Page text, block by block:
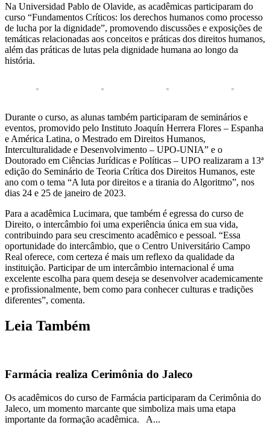
Na Universidad Pablo de Olavide, as acadêmicas participaram do
curso “Fundamentos Críticos: los derechos humanos como processo
de lucha por la dignidade”, promovendo discussões e exposições de
temáticas relacionadas aos conceitos e práticas dos direitos humanos,
além das práticas de lutas pela dignidade humana ao longo da
história.
Durante o curso, as alunas também participaram de seminários e
eventos, promovido pelo Instituto Joaquín Herrera Flores – Espanha
e América Latina, o Mestrado em Direitos Humanos,
Interculturalidade e Desenvolvimento – UPO-UNIA” e o
Doutorado em Ciências Jurídicas e Políticas – UPO realizaram a 13ª
edição do Seminário de Teoria Crítica dos Direitos Humanos, este
ano com o tema “A luta por direitos e a tirania do Algoritmo”, nos
dias 24 e 25 de janeiro de 2023.
Para a acadêmica Lucimara, que também é egressa do curso de
Direito, o intercâmbio foi uma experiência única em sua vida,
contribuindo para seu crescimento acadêmico e pessoal. “Essa
oportunidade do intercâmbio, que o Centro Universitário Campo
Real oferece, com certeza é mais um reflexo da qualidade da
instituição. Participar de um intercâmbio internacional é uma
excelente escolha para quem deseja se desenvolver academicamente
e profissionalmente, bem como para conhecer culturas e tradições
diferentes”, comenta.
Leia Também
Farmácia realiza Cerimônia do Jaleco
Os acadêmicos do curso de Farmácia participaram da Cerimônia do
Jaleco, um momento marcante que simboliza mais uma etapa
importante da formação acadêmica. A...